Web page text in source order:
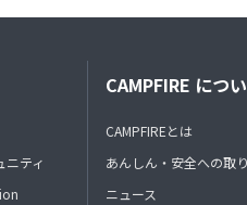
ニティ
CAMPFIRE につ
CAMPFIREとは
あんしん・安全への取
ニュース